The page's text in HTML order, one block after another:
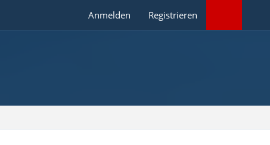
Anmelden Registrieren